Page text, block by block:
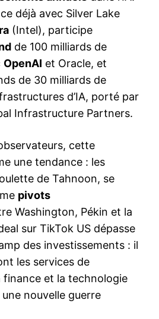
déjà avec Silver Lake
(Intel), participe
de 100 milliards de
OpenAI et Oracle, et
de 30 milliards de
d’IA, porté par
Infrastructure Partners.
cette
une tendance : les
de Tahnoon, se
pivots
Washington, Pékin et la
sur TikTok US dépasse
des investissements : il
les services de
finance et la technologie
nouvelle guerre